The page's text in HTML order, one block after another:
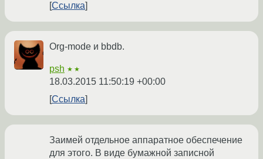
Ссылка
Org-mode и bbdb.
psh ★★
18.03.2015 11:50:19 +00:00
Ссылка
Заимей отдельное аппаратное обеспечение
для этого. В виде бумажной записной